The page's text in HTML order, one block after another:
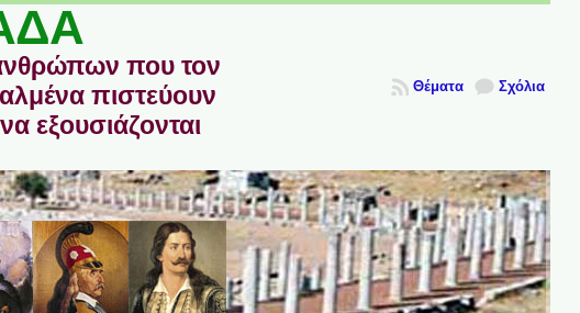
ανθρώπων που τον
πιστεύουν
εξουσιάζονται
Σχόλια
Θέματα